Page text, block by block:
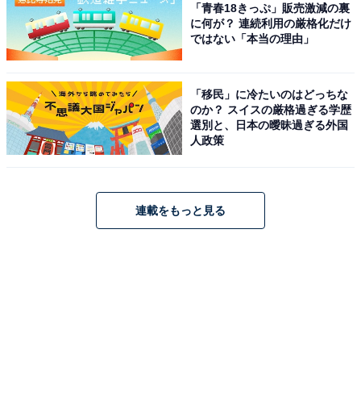
「青春18きっぷ」販売激減の裏
に何が？ 連続利用の厳格化だけ
ではない「本当の理由」
「移民」に冷たいのはどっちな
のか？ スイスの厳格過ぎる学歴
選別と、日本の曖昧過ぎる外国
人政策
連載をもっと見る